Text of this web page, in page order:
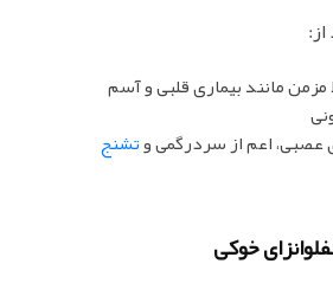
مانند بیماری قلبی و آسم
عصبی، اعم از سردرگمی وتشنج
خوکی